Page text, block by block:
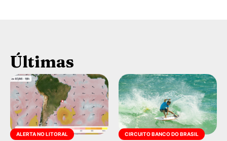
Últimas
ALERTA NO LITORAL CIRCUITO BANCO DO BRASIL